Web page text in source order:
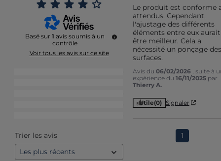
Basé sur 1 avis soumis à un
contrôle
Voir tous les avis sur ce site
0
0
0
0
Trier les avis
Le produit est conforme
attendus. Cependant,
l'ajustage des différents
éléments entre eux
être meilleur. Cela a
nécessité un ponçage des
surfaces.
Avis du 06/02/2026
, suite à
expérience du 16/11/2025 par
Thierry A.
Utile(0) Signaler
1